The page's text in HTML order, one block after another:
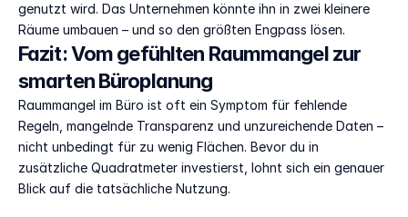
genutzt wird. Das Unternehmen könnte ihn in zwei kleinere
Räume umbauen – und so den größten Engpass lösen.
Fazit: Vom gefühlten Raummangel zur
smarten Büroplanung
Raummangel im Büro ist oft ein Symptom für fehlende
Regeln, mangelnde Transparenz und unzureichende Daten –
nicht unbedingt für zu wenig Flächen. Bevor du in
zusätzliche Quadratmeter investierst, lohnt sich ein genauer
Blick auf die tatsächliche Nutzung.